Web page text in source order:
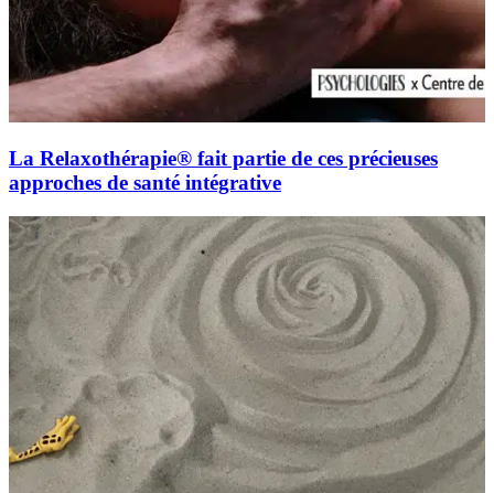
La Relaxothérapie® fait partie de ces précieuses
approches de santé intégrative